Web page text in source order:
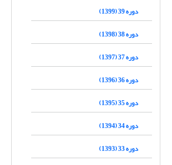
دوره 39 (1399)
دوره 38 (1398)
دوره 37 (1397)
دوره 36 (1396)
دوره 35 (1395)
دوره 34 (1394)
دوره 33 (1393)